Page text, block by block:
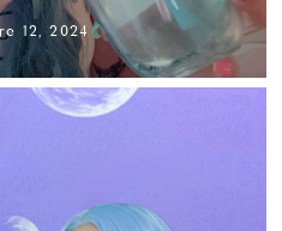
12, 2024